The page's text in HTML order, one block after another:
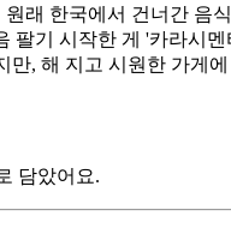
래 한국에서 건너간
팔기 시작한 게 '카라
, 해 지고 시원한 가게
담았어요.